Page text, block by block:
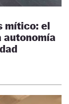
mítico: el
autonomía